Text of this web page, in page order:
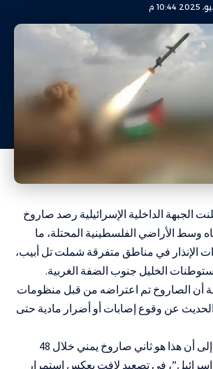
الجبهة الداخلية الإسرائيلية رصد صاروخ
وسط الأراضي الفلسطينية المحتلة، ما
الإنذار في مناطق متفرقة شملت تل أبيب،
الخليل جنوب الضفة الغربية.
أن الصاروخ تم اعتراضه من قبل منظومات
عن وقوع إصابات أو أضرار مادية حتى
جيش الاحتلال أشار إلى أن هذا هو ثاني صاروخ يمني خلال 48
في تصعيد لافت يعكس استمرار